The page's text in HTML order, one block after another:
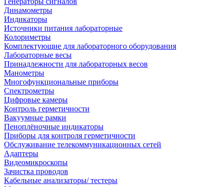
Динамометры
Индикаторы
Источники питания лабораторные
Колориметры
Комплектующие для лабораторного оборудования
Лабораторные весы
Принадлежности для лабораторных весов
Манометры
Многофункциональные приборы
Спектрометры
Цифровые камеры
Контроль герметичности
Вакуумные рамки
Пеноплёночные индикаторы
Приборы для контроля герметичности
Обслуживание телекоммуникационных сетей
Адаптеры
Видеомикроскопы
Зачистка проводов
Кабельные анализаторы/ тестеры